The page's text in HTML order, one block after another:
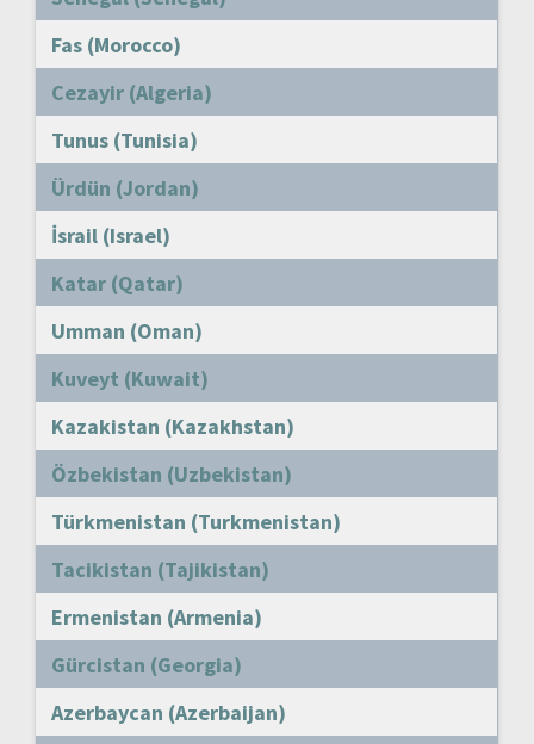
Fas (Morocco)
Cezayir (Algeria)
Tunus (Tunisia)
Ürdün (Jordan)
İsrail (Israel)
Katar (Qatar)
Umman (Oman)
Kuveyt (Kuwait)
Kazakistan (Kazakhstan)
Özbekistan (Uzbekistan)
Türkmenistan (Turkmenistan)
Tacikistan (Tajikistan)
Ermenistan (Armenia)
Gürcistan (Georgia)
Azerbaycan (Azerbaijan)